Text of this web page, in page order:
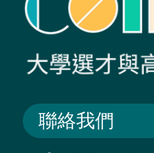
聯絡我們